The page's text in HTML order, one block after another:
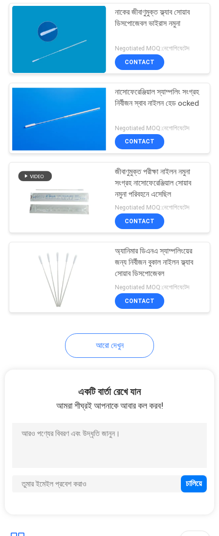
নাক গলা swab
নমুনা সংগ্রহ swab
ডিএনএ বুকাল সোয়াবস
নিষ্পত্তিযোগ্য নমুনা সোয়াব
নাকের জীবাণুমুক্ত ফ্ল্যাব সোয়াব
ডিসপোজেবল ভাইরাস নমুনা
Negotiated MOQ:নেগোশিযেটেদ
CONTACT
নাসোফেরেঞ্জিয়াল স্যাম্পলিং সংগ্রহ
নির্বীজন স্বাব নাইলন হেড ocked
Negotiated MOQ:নেগোশিযেটেদ
CONTACT
জীবাণুমুক্ত পরীক্ষা নাইলন নমুনা
সংগ্রহ নাসোফেরেঞ্জিয়াল সোয়াব
নমুনা পরিবহনে এসেছিল
Negotiated MOQ:নেগোশিযেটেদ
CONTACT
অ্যানিমার ডিএনএ স্যাম্পলিংয়ের
জন্য নির্বীজন বুকাল নাইলন ফ্ল্যাব
সোয়াব ডিসপোজেবল
Negotiated MOQ:নেগোশিযেটেদ
CONTACT
আরো দেখুন
একটি বার্তা রেখে যান
আমরা শীঘ্রই আপনাকে আবার কল করব!